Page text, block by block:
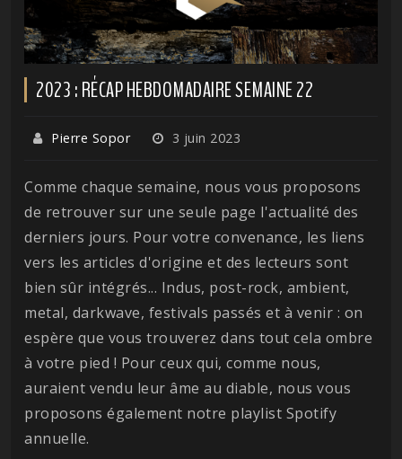
2023 : RÉCAP HEBDOMADAIRE SEMAINE 22
Pierre Sopor 3 juin 2023
Comme chaque semaine, nous vous proposons
de retrouver sur une seule page l'actualité des
derniers jours. Pour votre convenance, les liens
vers les articles d'origine et des lecteurs sont
bien sûr intégrés... Indus, post-rock, ambient,
metal, darkwave, festivals passés et à venir : on
espère que vous trouverez dans tout cela ombre
à votre pied ! Pour ceux qui, comme nous,
auraient vendu leur âme au diable, nous vous
proposons également notre playlist Spotify
annuelle.